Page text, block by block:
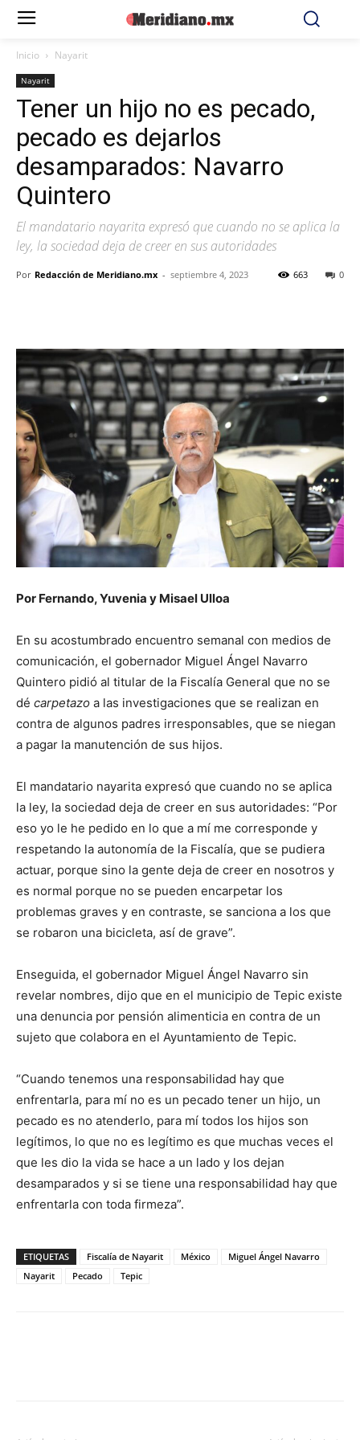
Inicio Nayarit
Nayarit
Tener un hijo no es pecado,
pecado es dejarlos
desamparados: Navarro
Quintero
El mandatario nayarita expresó que cuando no se aplica la
ley, la sociedad deja de creer en sus autoridades
Por Redacción de Meridiano.mx - septiembre 4, 2023 0
663
Por Fernando, Yuvenia y Misael Ulloa
En su acostumbrado encuentro semanal con medios de
comunicación, el gobernador Miguel Ángel Navarro
Quintero pidió al titular de la Fiscalía General que no se
dé carpetazo a las investigaciones que se realizan en
contra de algunos padres irresponsables, que se niegan
a pagar la manutención de sus hijos.
El mandatario nayarita expresó que cuando no se aplica
la ley, la sociedad deja de creer en sus autoridades: “Por
eso yo le he pedido en lo que a mí me corresponde y
respetando la autonomía de la Fiscalía, que se pudiera
actuar, porque sino la gente deja de creer en nosotros y
es normal porque no se pueden encarpetar los
problemas graves y en contraste, se sanciona a los que
se robaron una bicicleta, así de grave”.
Enseguida, el gobernador Miguel Ángel Navarro sin
revelar nombres, dijo que en el municipio de Tepic existe
una denuncia por pensión alimenticia en contra de un
sujeto que colabora en el Ayuntamiento de Tepic.
“Cuando tenemos una responsabilidad hay que
enfrentarla, para mí no es un pecado tener un hijo, un
pecado es no atenderlo, para mí todos los hijos son
legítimos, lo que no es legítimo es que muchas veces el
que les dio la vida se hace a un lado y los dejan
desamparados y si se tiene una responsabilidad hay que
enfrentarla con toda firmeza”.
ETIQUETAS Fiscalía de Nayarit México
Miguel Ángel Navarro
Nayarit
Pecado Tepic